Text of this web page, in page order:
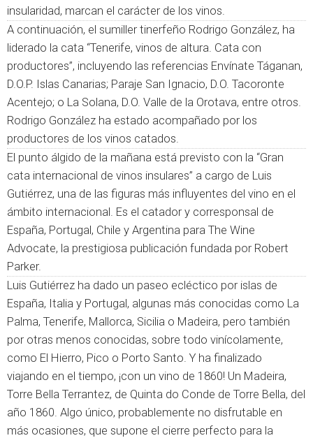
insularidad, marcan el carácter de los vinos.
A continuación, el sumiller tinerfeño Rodrigo González, ha
liderado la cata “Tenerife, vinos de altura. Cata con
productores”, incluyendo las referencias Envínate Táganan,
D.O.P. Islas Canarias; Paraje San Ignacio, D.O. Tacoronte
Acentejo; o La Solana, D.O. Valle de la Orotava, entre otros.
Rodrigo González ha estado acompañado por los
productores de los vinos catados.
El punto álgido de la mañana está previsto con la “Gran
cata internacional de vinos insulares” a cargo de Luis
Gutiérrez, una de las figuras más influyentes del vino en el
ámbito internacional. Es el catador y corresponsal de
España, Portugal, Chile y Argentina para The Wine
Advocate, la prestigiosa publicación fundada por Robert
Parker.
Luis Gutiérrez ha dado un paseo ecléctico por islas de
España, Italia y Portugal, algunas más conocidas como La
Palma, Tenerife, Mallorca, Sicilia o Madeira, pero también
por otras menos conocidas, sobre todo vinícolamente,
como El Hierro, Pico o Porto Santo. Y ha finalizado
viajando en el tiempo, ¡con un vino de 1860! Un Madeira,
Torre Bella Terrantez, de Quinta do Conde de Torre Bella, del
año 1860. Algo único, probablemente no disfrutable en
más ocasiones, que supone el cierre perfecto para la